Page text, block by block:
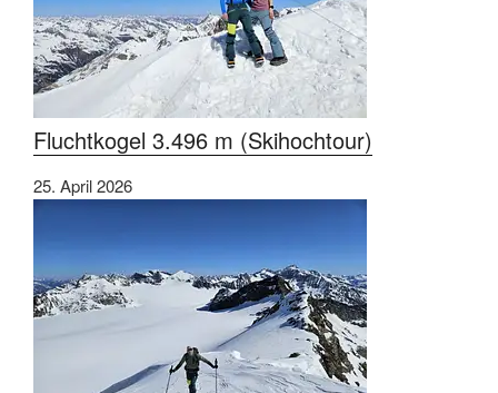
Fluchtkogel 3.496 m (Skihochtour)
25. April 2026